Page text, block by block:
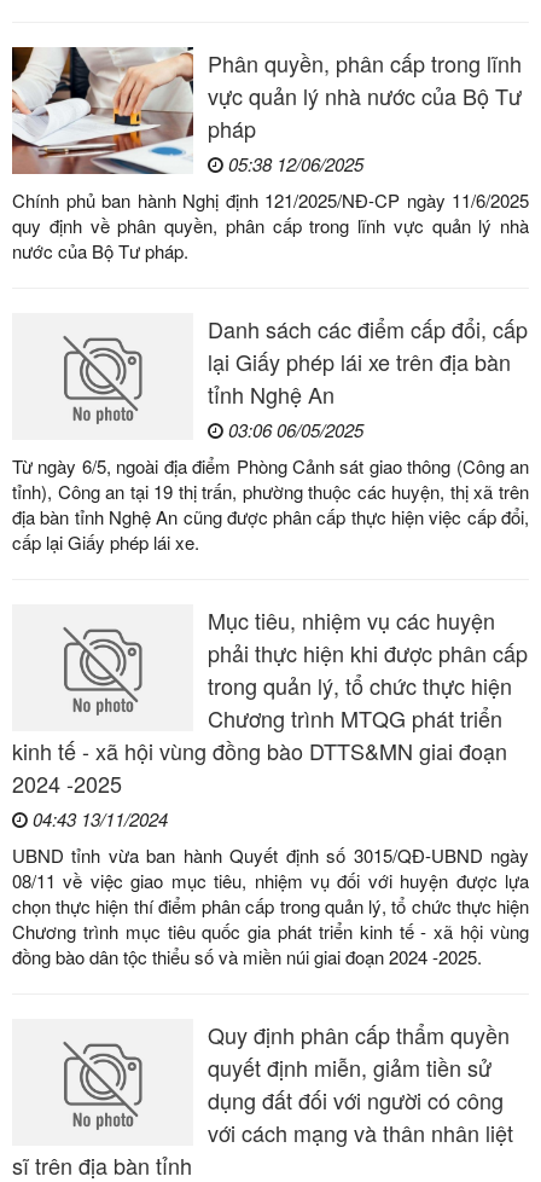
Phân quyền, phân cấp trong lĩnh
vực quản lý nhà nước của Bộ Tư
pháp
05:38 12/06/2025
Chính phủ ban hành Nghị định 121/2025/NĐ-CP ngày 11/6/2025
quy định về phân quyền, phân cấp trong lĩnh vực quản lý nhà
nước của Bộ Tư pháp.
Danh sách các điểm cấp đổi, cấp
lại Giấy phép lái xe trên địa bàn
tỉnh Nghệ An
03:06 06/05/2025
Từ ngày 6/5, ngoài địa điểm Phòng Cảnh sát giao thông (Công an
tỉnh), Công an tại 19 thị trấn, phường thuộc các huyện, thị xã trên
địa bàn tỉnh Nghệ An cũng được phân cấp thực hiện việc cấp đổi,
cấp lại Giấy phép lái xe.
Mục tiêu, nhiệm vụ các huyện
phải thực hiện khi được phân cấp
trong quản lý, tổ chức thực hiện
Chương trình MTQG phát triển
kinh tế - xã hội vùng đồng bào DTTS&MN giai đoạn
2024 -2025
04:43 13/11/2024
UBND tỉnh vừa ban hành Quyết định số 3015/QĐ-UBND ngày
08/11 về việc giao mục tiêu, nhiệm vụ đối với huyện được lựa
chọn thực hiện thí điểm phân cấp trong quản lý, tổ chức thực hiện
Chương trình mục tiêu quốc gia phát triển kinh tế - xã hội vùng
đồng bào dân tộc thiểu số và miền núi giai đoạn 2024 -2025.
Quy định phân cấp thẩm quyền
quyết định miễn, giảm tiền sử
dụng đất đối với người có công
với cách mạng và thân nhân liệt
sĩ trên địa bàn tỉnh